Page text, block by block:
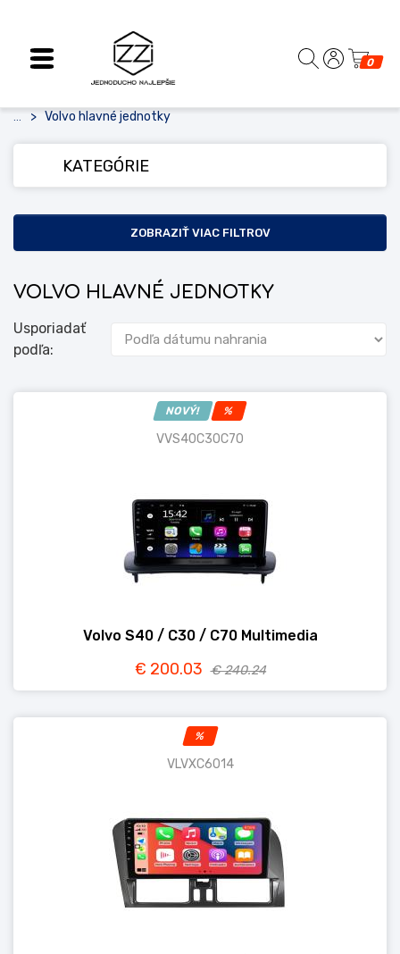
0
Volvo hlavné jednotky
KATEGÓRIE
ZOBRAZIŤ VIAC FILTROV
VOLVO HLAVNÉ JEDNOTKY
Usporiadať
podľa:
NOVÝ! %
VVS40C30C70
Volvo S40 / C30 / C70 Multimedia
€ 200.03 € 240.24
%
VLVXC6014